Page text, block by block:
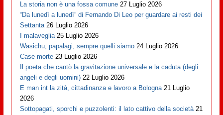
La storia non è una fossa comune 27 Luglio 2026
“Da lunedì a lunedì” di Fernando Di Leo per guardare ai resti dei
Settanta 26 Luglio 2026
I malaveglia 25 Luglio 2026
Wasichu, papalagi, sempre quelli siamo 24 Luglio 2026
Case morte 23 Luglio 2026
Il poeta che cantò la gravitazione universale e la caduta (degli
angeli e degli uomini) 22 Luglio 2026
E man int la zità, cittadinanza e lavoro a Bologna 21 Luglio
2026
Sottopagati, sporchi e puzzolenti: il lato cattivo della società 21